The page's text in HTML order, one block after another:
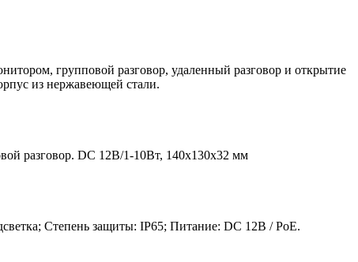
групповой разговор, удаленный разговор и открытие
из нержавеющей стали.
разговор. DC 12В/1-10Вт, 140х130х32 мм
Степень защиты: IP65; Питание: DC 12В / PoE.